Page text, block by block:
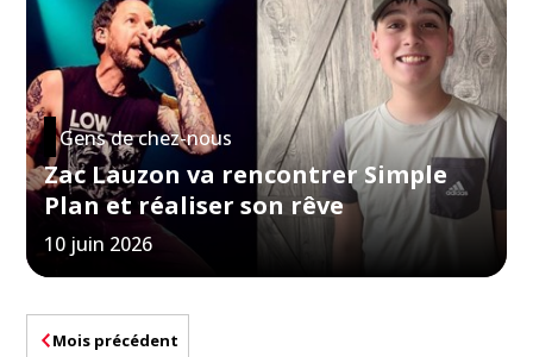
Gens de chez-nous
Zac Lauzon va rencontrer Simple
Plan et réaliser son rêve
10 juin 2026
Mois précédent